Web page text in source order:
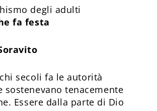
degli adulti
fa festa
secoli fa le autorità
sostenevano tenacemente
Essere dalla parte di Dio